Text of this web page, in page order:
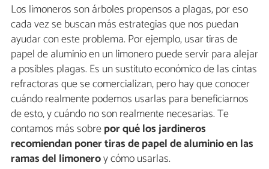
Los limoneros son árboles propensos a plagas, por eso
cada vez se buscan más estrategias que nos puedan
ayudar con este problema. Por ejemplo, usar tiras de
papel de aluminio en un limonero puede servir para alejar
a posibles plagas. Es un sustituto económico de las cintas
refractoras que se comercializan, pero hay que conocer
cuándo realmente podemos usarlas para beneficiarnos
de esto, y cuándo no son realmente necesarias. Te
contamos más sobrepor qué los jardineros
recomiendan poner tiras de papel de aluminio en las
ramas del limoneroy cómo usarlas.